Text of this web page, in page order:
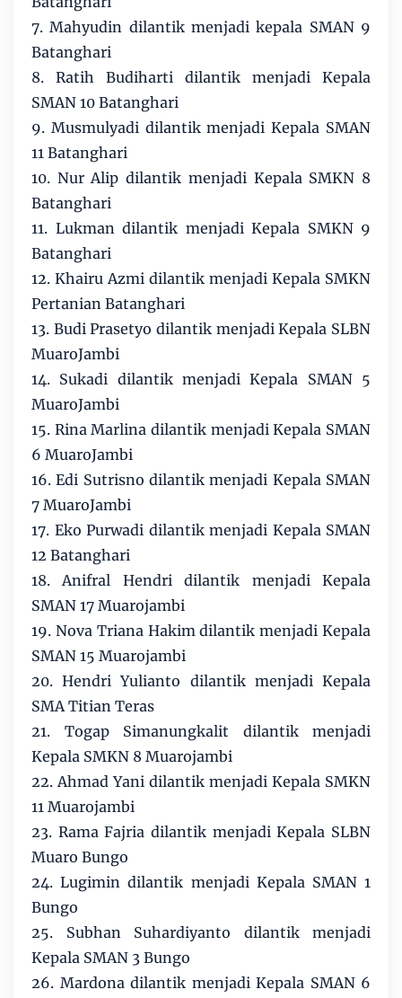
7. Mahyudin dilantik menjadi kepala SMAN 9
Batanghari
8. Ratih Budiharti dilantik menjadi Kepala
SMAN 10 Batanghari
9. Musmulyadi dilantik menjadi Kepala SMAN
11 Batanghari
10. Nur Alip dilantik menjadi Kepala SMKN 8
Batanghari
11. Lukman dilantik menjadi Kepala SMKN 9
Batanghari
12. Khairu Azmi dilantik menjadi Kepala SMKN
Pertanian Batanghari
13. Budi Prasetyo dilantik menjadi Kepala SLBN
MuaroJambi
14. Sukadi dilantik menjadi Kepala SMAN 5
MuaroJambi
15. Rina Marlina dilantik menjadi Kepala SMAN
6 MuaroJambi
16. Edi Sutrisno dilantik menjadi Kepala SMAN
7 MuaroJambi
17. Eko Purwadi dilantik menjadi Kepala SMAN
12 Batanghari
18. Anifral Hendri dilantik menjadi Kepala
SMAN 17 Muarojambi
19. Nova Triana Hakim dilantik menjadi Kepala
SMAN 15 Muarojambi
20. Hendri Yulianto dilantik menjadi Kepala
SMA Titian Teras
21. Togap Simanungkalit dilantik menjadi
Kepala SMKN 8 Muarojambi
22. Ahmad Yani dilantik menjadi Kepala SMKN
11 Muarojambi
23. Rama Fajria dilantik menjadi Kepala SLBN
Muaro Bungo
24. Lugimin dilantik menjadi Kepala SMAN 1
Bungo
25. Subhan Suhardiyanto dilantik menjadi
Kepala SMAN 3 Bungo
26. Mardona dilantik menjadi Kepala SMAN 6